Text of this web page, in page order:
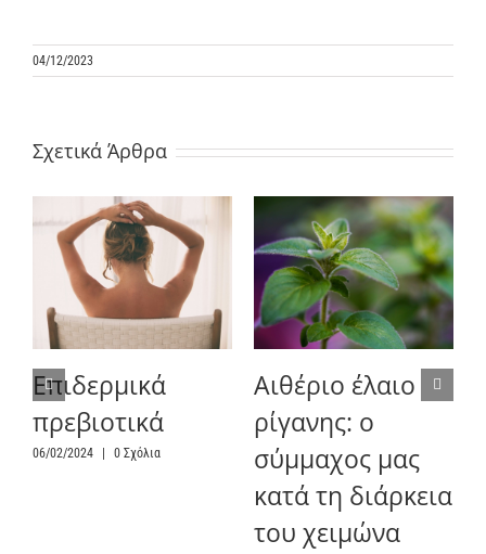
04/12/2023
Σχετικά Άρθρα
Επιδερμικά
πρεβιοτικά
06/02/2024 0 Σχόλια
Αιθέριο έλαιο
ρίγανης: ο
σύμμαχος μας
κατά τη διάρκεια
του χειμώνα